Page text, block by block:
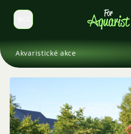
Select language
Akvaristické akce